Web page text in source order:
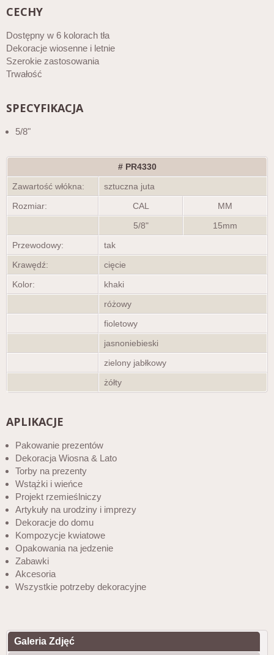
CECHY
Dostępny w 6 kolorach tła
Dekoracje wiosenne i letnie
Szerokie zastosowania
Trwałość
SPECYFIKACJA
5/8"
# PR4330
Zawartość włókna:
sztuczna juta
Rozmiar:
CAL
MM
5/8"
15mm
Przewodowy:
tak
Krawędź:
cięcie
Kolor:
khaki
różowy
fioletowy
jasnoniebieski
zielony jabłkowy
żółty
APLIKACJE
Pakowanie prezentów
Dekoracja Wiosna & Lato
Torby na prezenty
Wstążki i wieńce
Projekt rzemieślniczy
Artykuły na urodziny i imprezy
Dekoracje do domu
Kompozycje kwiatowe
Opakowania na jedzenie
Zabawki
Akcesoria
Wszystkie potrzeby dekoracyjne
Galeria Zdjęć